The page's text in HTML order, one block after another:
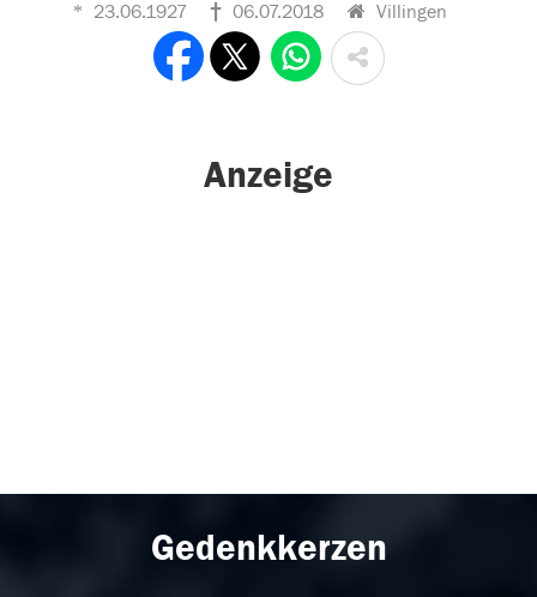
23.06.1927 06.07.2018 Villingen
Anzeige
Gedenkkerzen